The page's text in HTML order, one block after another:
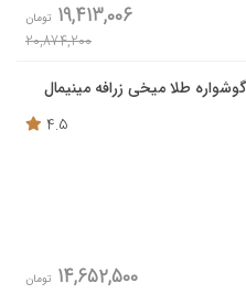
19,413,006 تومان
20,874,200
گوشواره طلا میخی زرافه مینیمال
4.5
14,652,500 تومان